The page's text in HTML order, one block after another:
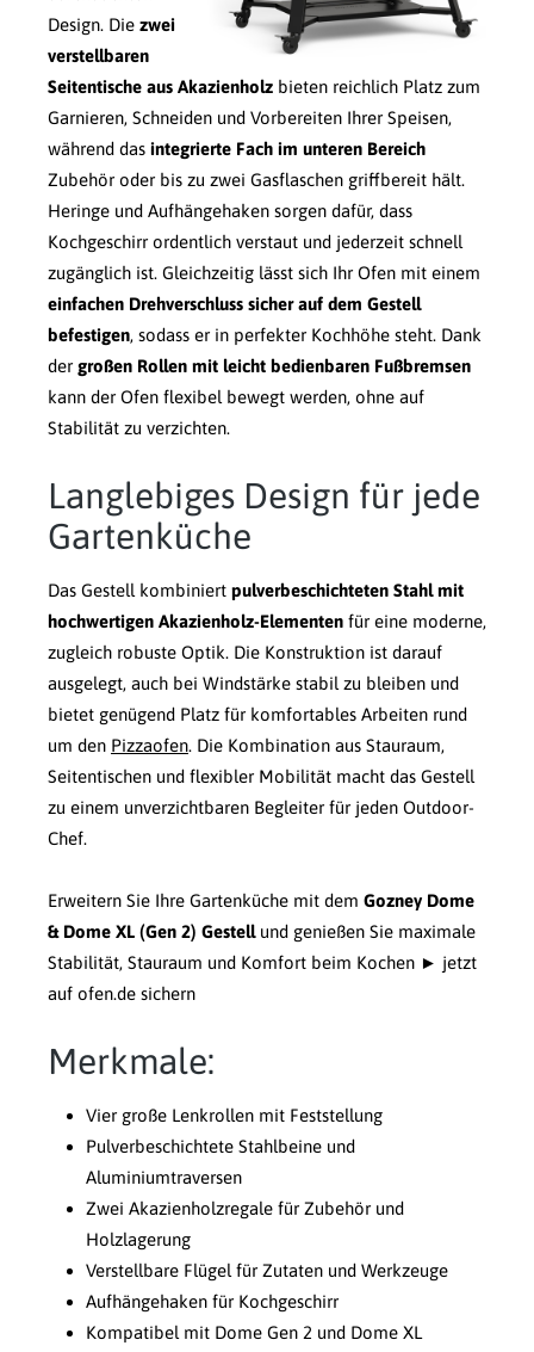
Design. Die zwei
verstellbaren
Seitentische aus Akazienholz bieten reichlich Platz zum
Garnieren, Schneiden und Vorbereiten Ihrer Speisen,
während das integrierte Fach im unteren Bereich
Zubehör oder bis zu zwei Gasflaschen griffbereit hält.
Heringe und Aufhängehaken sorgen dafür, dass
Kochgeschirr ordentlich verstaut und jederzeit schnell
zugänglich ist. Gleichzeitig lässt sich Ihr Ofen mit einem
einfachen Drehverschluss sicher auf dem Gestell
befestigen, sodass er in perfekter Kochhöhe steht. Dank
der großen Rollen mit leicht bedienbaren Fußbremsen
kann der Ofen flexibel bewegt werden, ohne auf
Stabilität zu verzichten.
Langlebiges Design für jede
Gartenküche
Das Gestell kombiniert pulverbeschichteten Stahl mit
hochwertigen Akazienholz-Elementen für eine moderne,
zugleich robuste Optik. Die Konstruktion ist darauf
ausgelegt, auch bei Windstärke stabil zu bleiben und
bietet genügend Platz für komfortables Arbeiten rund
um den Pizzaofen. Die Kombination aus Stauraum,
Seitentischen und flexibler Mobilität macht das Gestell
zu einem unverzichtbaren Begleiter für jeden Outdoor-
Chef.
Erweitern Sie Ihre Gartenküche mit dem Gozney Dome
& Dome XL (Gen 2) Gestellund genießen Sie maximale
Stabilität, Stauraum und Komfort beim Kochen ► jetzt
auf ofen.de sichern
Merkmale:
Vier große Lenkrollen mit Feststellung
Pulverbeschichtete Stahlbeine und
Aluminiumtraversen
Zwei Akazienholzregale für Zubehör und
Holzlagerung
Verstellbare Flügel für Zutaten und Werkzeuge
Aufhängehaken für Kochgeschirr
Kompatibel mit Dome Gen 2 und Dome XL